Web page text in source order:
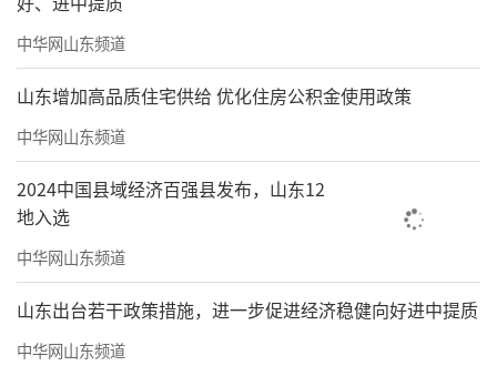
中华网山东频道
山东增加高品质住宅供给 优化住房公积金使用政策
中华网山东频道
2024中国县域经济百强县发布，山东12
地入选
中华网山东频道
山东出台若干政策措施，进一步促进经济稳健向好进中提质
中华网山东频道